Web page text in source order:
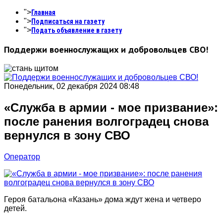
">Главная
">Подписаться на газету
">Подать объявление в газету
Поддержи военнослужащих и добровольцев СВО!
Понедельник, 02 декабря 2024 08:48
«Служба в армии - мое призвание»:
после ранения волгоградец снова
вернулся в зону СВО
Оператор
Героя батальона «Казань» дома ждут жена и четверо
детей.